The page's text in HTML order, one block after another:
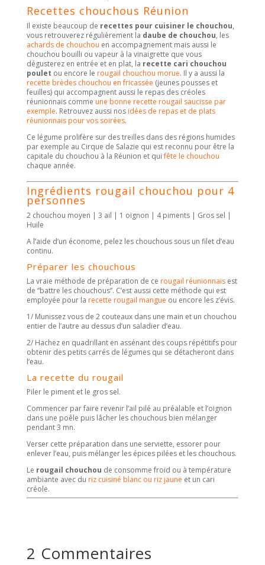
Recettes chouchous Réunion
Il existe beaucoup de recettes pour cuisiner le chouchou,
vous retrouverez régulièrement la daube de chouchou, les
achards de chouchou en accompagnement mais aussi le
chouchou bouilli ou vapeur à la vinaigrette que vous
dégusterez en entrée et en plat, la recette cari chouchou
poulet ou encore le rougail chouchou morue. Il y a aussi la
recette brèdes chouchou en fricassée (jeunes pousses et
feuilles) qui accompagnent aussi le repas des créoles
réunionnais comme une bonne recette rougail saucisse par
exemple. Retrouvez aussi nos idées de repas et de plats
réunionnais pour vos soirées.
Ce légume prolifère sur des treilles dans des régions humides
par exemple au Cirque de Salazie qui est reconnu pour être la
capitale du chouchou à la Réunion et quifête le chouchou
chaque année.
Ingrédients rougail chouchou pour 4
personnes
2 chouchou moyen | 3 ail | 1 oignon | 4 piments | Gros sel |
Huile
A l’aide d’un économe, pelez les chouchous sous un filet d’eau
continu.
Préparer les chouchous
La vraie méthode de préparation de ce rougail réunionnaisest
de “battre les chouchous”. C’est aussi cette méthode qui est
employée pour la recette rougail mangue ou encore les z’évis.
1/ Munissez vous de 2 couteaux dans une main et un chouchou
entier de l’autre au dessus d’un saladier d’eau.
2/ Hachez en quadrillant en assénant des coups répétitifs pour
obtenir des petits carrés de légumes qui se détacheront dans
l’eau.
La recette du rougail
Piler le piment et le gros sel.
Commencer par faire revenir l’ail pilé au préalable et l’oignon
dans une poêle puis lâcher les chouchous bien mélanger
pendant 3 mn.
Verser cette préparation dans une serviette, essorer pour
enlever l’eau, puis mélanger les épices pilées et les chouchous.
Le rougail chouchou de consomme froid ou à température
ambiante avec du riz cuisiné blanc ou riz jaune et un cari
créole.
2 Commentaires